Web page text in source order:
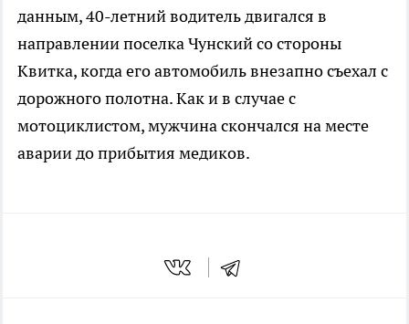
данным, 40-летний водитель двигался в
направлении поселка Чунский со стороны
Квитка, когда его автомобиль внезапно съехал с
дорожного полотна. Как и в случае с
мотоциклистом, мужчина скончался на месте
аварии до прибытия медиков.